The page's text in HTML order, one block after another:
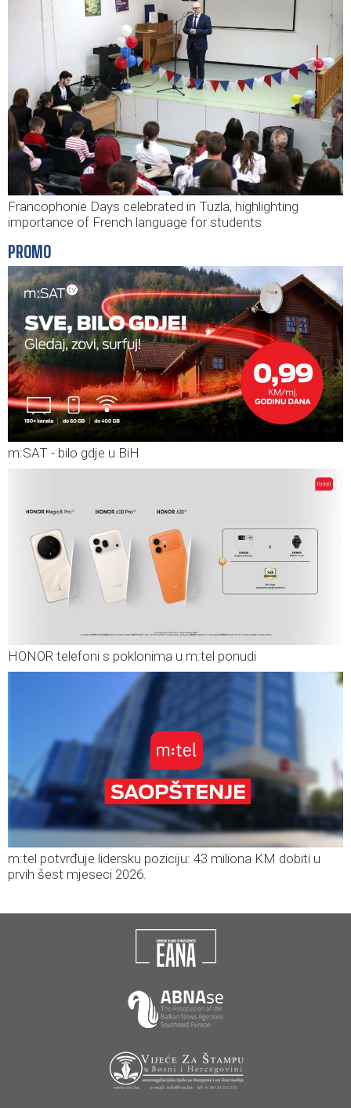
Francophonie Days celebrated in Tuzla, highlighting
importance of French language for students
PROMO
m:SAT - bilo gdje u BiH
HONOR telefoni s poklonima u m:tel ponudi
m:tel potvrđuje lidersku poziciju: 43 miliona KM dobiti u
prvih šest mjeseci 2026.